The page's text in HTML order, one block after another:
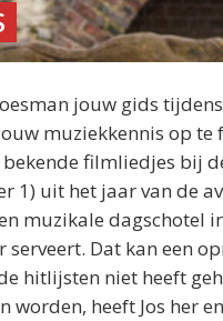
jouw gids
muziekkennis op te
filmliedjes bij
1) uit het jaar van de
muzikale dagschotel
Dat kan een
hitlijsten niet heeft
worden, heeft Jos her